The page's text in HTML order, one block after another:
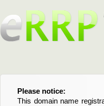
Please notice:
This domain name
Bitte beachten Sie:
Diese